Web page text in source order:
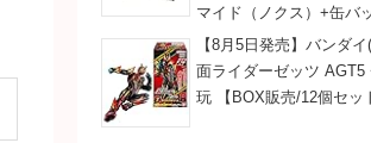
マイド（ノクス）+缶バ
【8月5日発売】バンダ
面ライダーゼッツ AGT5
玩 【BOX販売/12個セッ